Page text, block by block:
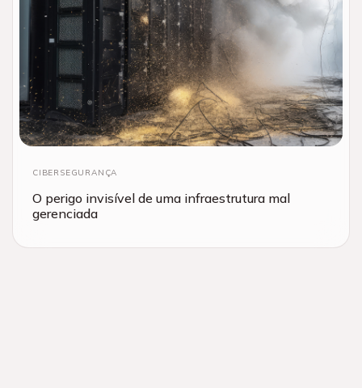
CIBERSEGURANÇA
O perigo invisível de uma infraestrutura mal
gerenciada